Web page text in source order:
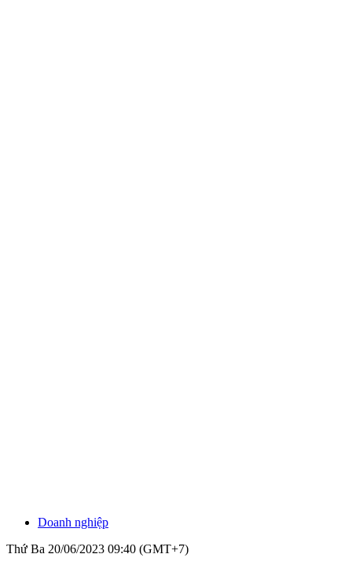
Doanh nghiệp
Thứ Ba 20/06/2023 09:40 (GMT+7)